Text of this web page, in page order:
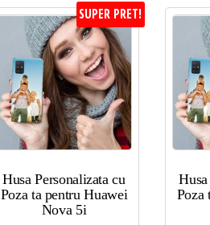
SUPER PRET!
Husa Personalizata cu
Poza ta pentru Huawei
Nova 5i
Poza